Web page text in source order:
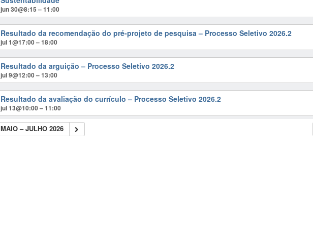
jun 30@8:15 – 11:00
Resultado da recomendação do pré-projeto de pesquisa – Processo Seletivo 2026.2
jul 1@17:00 – 18:00
Resultado da arguição – Processo Seletivo 2026.2
jul 9@12:00 – 13:00
Resultado da avaliação do currículo – Processo Seletivo 2026.2
jul 13@10:00 – 11:00
MAIO – JULHO 2026